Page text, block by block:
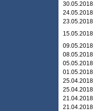
30.05.2018
24.05.2018
23.05.2018
15.05.2018
09.05.2018
08.05.2018
05.05.2018
01.05.2018
25.04.2018
25.04.2018
21.04.2018
21.04.2018